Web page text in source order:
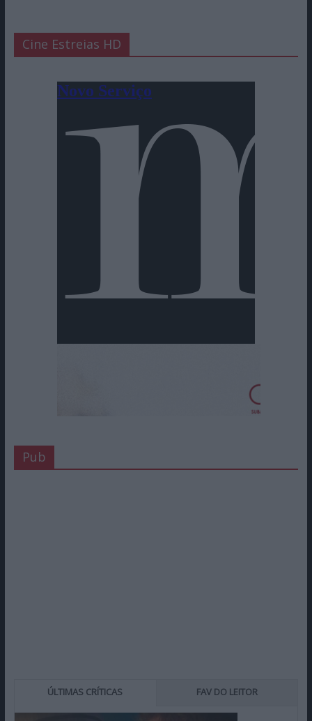
Cine Estreias HD
Pub
ÚLTIMAS CRÍTICAS FAV DO LEITOR